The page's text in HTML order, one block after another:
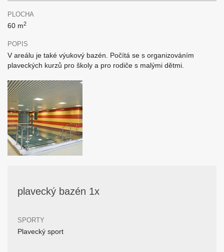
PLOCHA
60 m2
POPIS
V areálu je také výukový bazén. Počítá se s organizováním
plaveckých kurzů pro školy a pro rodiče s malými dětmi.
plavecký bazén 1x
SPORTY
Plavecký sport